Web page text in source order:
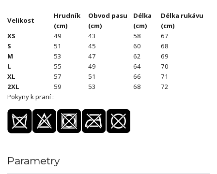
Velikost
Hrudník
(cm)
Obvod pasu
(cm)
Délka
(cm)
Délka rukávu
(cm)
XS
49 43 58
67
S
51 45 60
68
M
53 47 62
69
L
55 49 64
70
XL
57 51 66
71
2XL
59 53 68
72
Pokyny k praní :
Parametry